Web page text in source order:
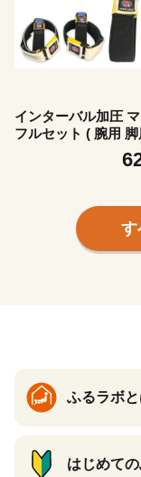
インターバル加圧
フルセット ( 腕用
ベルト 埼玉県 松伏
す
ふるラボと
はじめて